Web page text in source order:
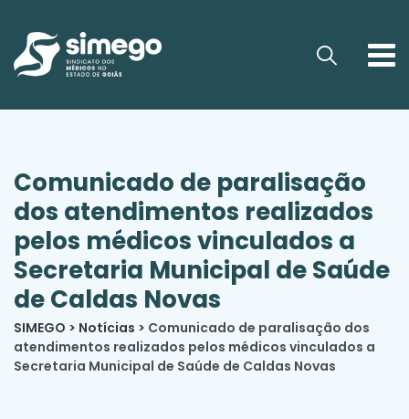
Comunicado de paralisação
dos atendimentos realizados
pelos médicos vinculados a
Secretaria Municipal de Saúde
de Caldas Novas
SIMEGO > Notícias > Comunicado de paralisação dos
atendimentos realizados pelos médicos vinculados a
Secretaria Municipal de Saúde de Caldas Novas